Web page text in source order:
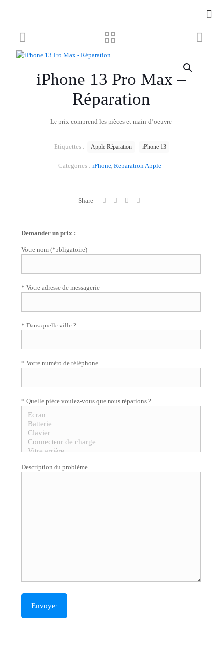
iPhone 13 Pro Max –
Réparation
Le prix comprend les pièces et main-d’oeuvre
Catégories : iPhone, Réparation Apple
Étiquettes : Apple Réparation iPhone 13
Share
Demander un prix :
Votre nom (*obligatoire)
* Votre adresse de messagerie
* Dans quelle ville ?
* Votre numéro de téléphone
* Quelle pièce voulez-vous que nous réparions ?
Description du problème